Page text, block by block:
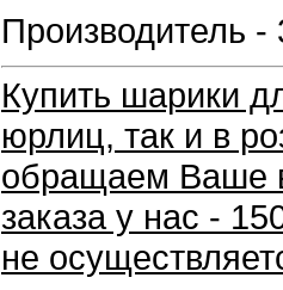
Производитель
Купить шарики
юрлиц, так и в
обращаем Ваше
заказа у нас -
не